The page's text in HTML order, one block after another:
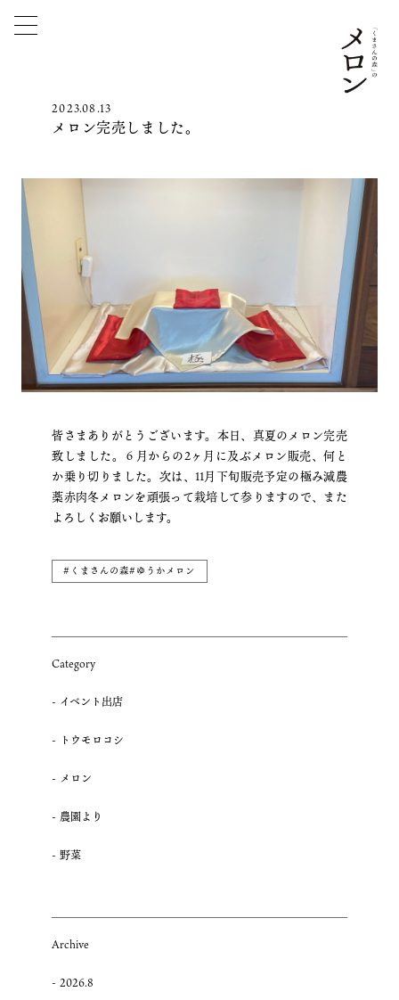
2023.08.13
メロン完売しました。
皆さまありがとうございます。本日、真夏のメロン完売
致しました。６月からの2ヶ月に及ぶメロン販売、何と
か乗り切りました。次は、11月下旬販売予定の極み減農
薬赤肉冬メロンを頑張って栽培して参りますので、また
よろしくお願いします。
#くまさんの森#ゆうかメロン
Category
イベント出店
トウモロコシ
メロン
農園より
野菜
Archive
2026.8